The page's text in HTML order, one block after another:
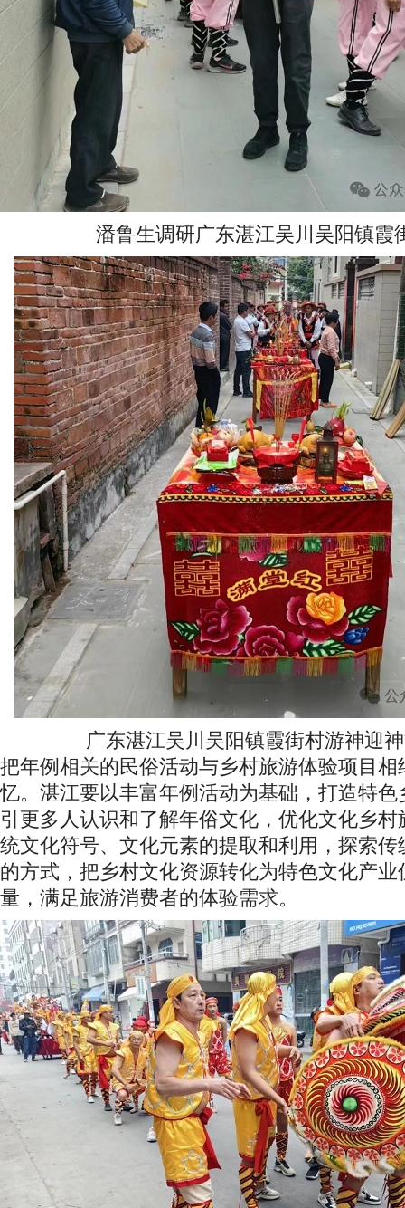
潘鲁生调研广东湛江吴川吴阳镇霞
广东湛江吴川吴阳镇霞街村游神迎
把年例相关的民俗活动与乡村旅游体验项目
忆。湛江要以丰富年例活动为基础，打造特
引更多人认识和了解年俗文化，优化文化乡
统文化符号、文化元素的提取和利用，探索
的方式，把乡村文化资源转化为特色文化产
量，满足旅游消费者的体验需求。